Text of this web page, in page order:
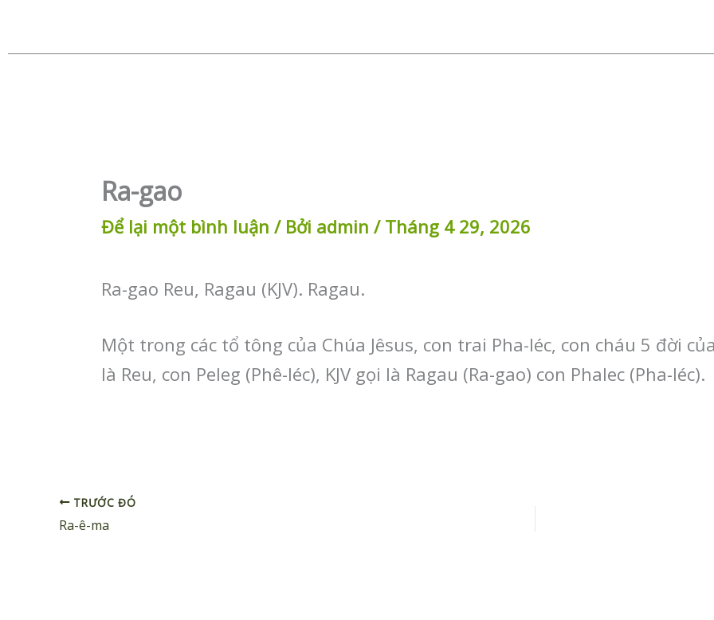
Ra-gao
Để lại một bình luận / Bởi admin / Tháng 4 29, 2026
Ra-gao Reu, Ragau (KJV). Ragau.
Một trong các tổ tông của Chúa Jêsus, con trai Pha-léc, con cháu 5 đời
là Reu, con Peleg (Phê-léc), KJV gọi là Ragau (Ra-gao) con Phalec (Pha-léc).
TRƯỚC ĐÓ
Ra-ê-ma